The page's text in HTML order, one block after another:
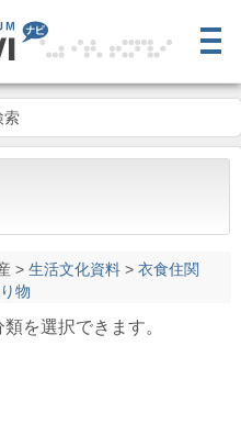
索
> 生活文化資料> 衣食住関
物
を選択できます。